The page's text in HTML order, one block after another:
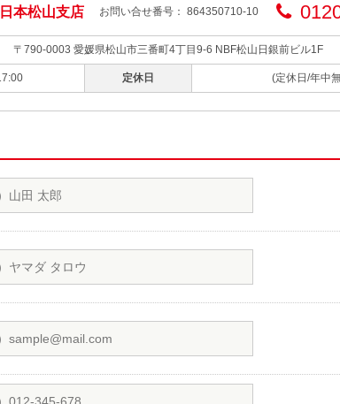
本松山支店 お問い合せ番号： 864350710-10
〒790-0003 愛媛県松山市三番町4丁目9-6 NBF松山日銀前ビル1F
定休日 (定休日/年中